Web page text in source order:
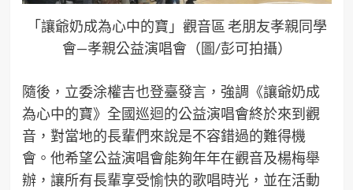
「讓爺奶成為心中的寶」觀音區 老朋友孝親同學
會—孝親公益演唱會（圖/彭可拍攝）
隨後，立委涂權吉也登臺發言，強調《讓爺奶成
為心中的寶》全國巡迴的公益演唱會終於來到觀
音，對當地的長輩們來說是不容錯過的難得機
會。他希望公益演唱會能夠年年在觀音及楊梅舉
辦，讓所有長輩享受愉快的歌唱時光，並在活動